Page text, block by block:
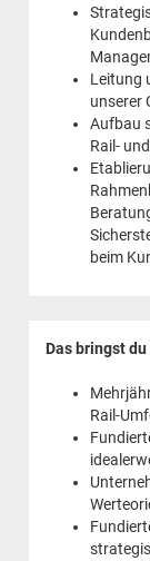
Leitung
unserer
Aufbau
Rail-
beim
Das bringst
Rail-